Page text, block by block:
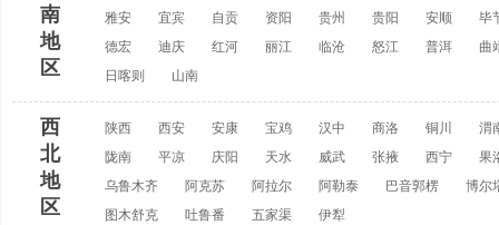
南
地
区
雅安
宜宾 自贡 资阳 贵州 贵阳 安顺
毕
德宏
迪庆 红河 丽江 临沧 怒江 普洱
曲
日喀则
山南
西
北
地
区
陕西 西安 安康 宝鸡 汉中 商洛 铜川
渭
陇南
平凉 庆阳 天水 威武 张掖 西宁
果
乌鲁木齐
阿克苏 阿拉尔 阿勒泰 巴音郭楞
博尔
图木舒克
吐鲁番 五家渠 伊犁